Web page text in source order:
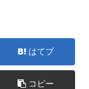
はてブ
コピー